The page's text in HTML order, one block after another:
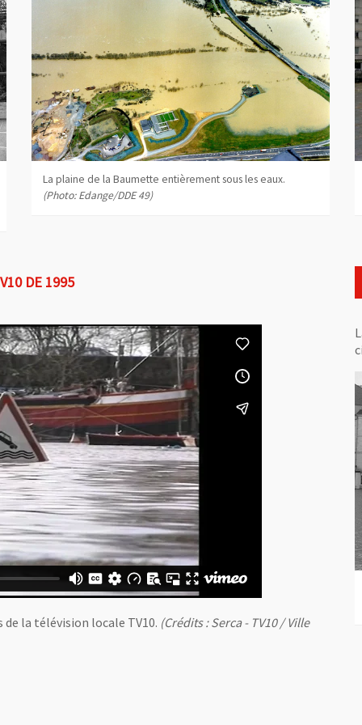
, Ouvre une nouvelle fenêtre
La plaine de la Baumette entièrement sous les eaux.
(Photo: Edange/DDE 49)
DE 1995
de la télévision locale TV10. (Crédits : Serca - TV10 / Ville